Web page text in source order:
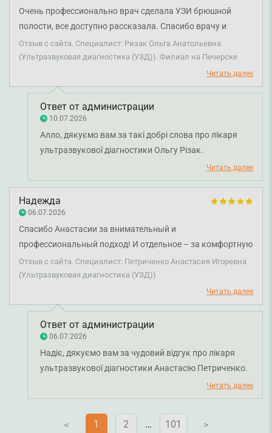
Очень профессионально врач сделала УЗИ брюшной
полости, все доступно рассказала. Спасибо врачу и
клинике!
Отзыв с сайта. Специалист: Ризак Ольга Анатольевна
(Ультразвуковая диагностика (УЗД)). Филиал на Печерске
Читать далее
Ответ от администрации
10.07.2026
Алло, дякуємо вам за такі добрі слова про лікаря
ультразвукової діагностики Ольгу Різак.
Надзвичайно цінно, що професійність, уважність і
вміння лікаря доступно пояснити результати
обстеження допомогли вам отримати приємний
досвід від візиту. Бажаємо вам міцного здоров'я!
Читать далее
Надежда
06.07.2026
Спасибо Анастасии за внимательный и
профессиональный подход! И отдельное – за комфортную
обстановку на приеме. Осталась очень довольной и
обязательно буду обращаться к вам на плановый осмотр.
Отзыв с сайта. Специалист: Петриченко Анастасия Игоревна
(Ультразвуковая диагностика (УЗД))
Читать далее
Ответ от администрации
06.07.2026
Надіє, дякуємо вам за чудовий відгук про лікаря
ультразвукової діагностики Анастасію Петриченко.
Для нас дуже важливо, щоб кожен пацієнт
отримував не лише якісну медичну допомогу, а й
почувався комфортно під час консультації. Бажаємо
вам міцного здоров'я!
Читать далее
V 1 2 … 101 V